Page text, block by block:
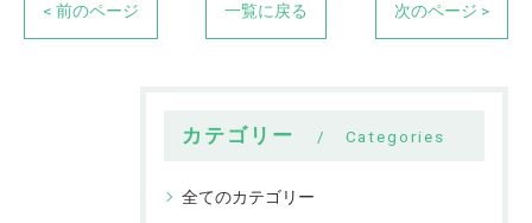
< 前のページ 一覧に戻る 次のページ >
カテゴリー Categories
全てのカテゴリー